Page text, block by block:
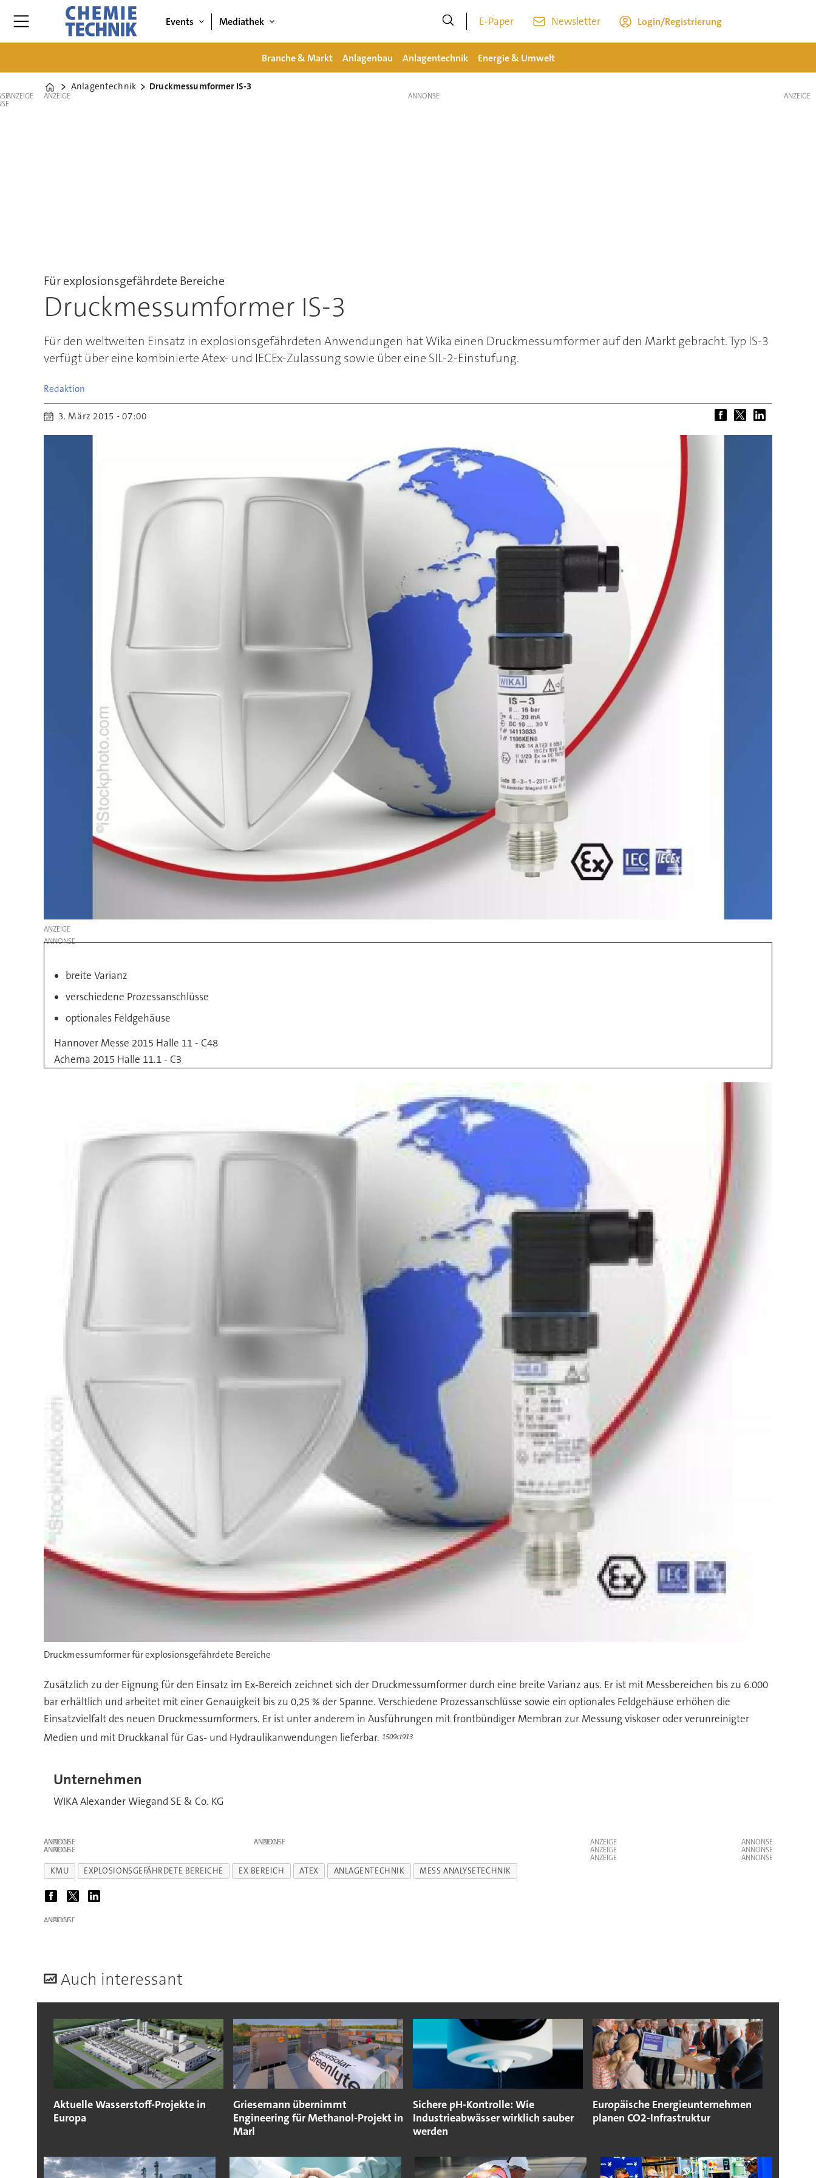
Events Mediathek E-Paper Newsletter Login/Registrierung
Branche & Markt Anlagenbau Anlagentechnik Energie & Umwelt
Home
Anlagentechnik Druckmessumformer IS-3
ANZEIGE ANZEIGE
Für explosionsgefährdete Bereiche
Druckmessumformer IS-3
Für den weltweiten Einsatz in explosionsgefährdeten Anwendungen hat Wika einen Druckmessumformer auf den Markt gebracht. Typ IS-3
verfügt über eine kombinierte Atex- und IECEx-Zulassung sowie über eine SIL-2-Einstufung.
Redaktion
3. März 2015 - 07:00
ANZEIGE
breite Varianz
verschiedene Prozessanschlüsse
optionales Feldgehäuse
Hannover Messe 2015 Halle 11 - C48
Achema 2015 Halle 11.1 - C3
Druckmessumformer für explosionsgefährdete Bereiche
Zusätzlich zu der Eignung für den Einsatz im Ex-Bereich zeichnet sich der Druckmessumformer durch eine breite Varianz aus. Er ist mit Messbereichen bis zu 6.000
bar erhältlich und arbeitet mit einer Genauigkeit bis zu 0,25 % der Spanne. Verschiedene Prozessanschlüsse sowie ein optionales Feldgehäuse erhöhen die
Einsatzvielfalt des neuen Druckmessumformers. Er ist unter anderem in Ausführungen mit frontbündiger Membran zur Messung viskoser oder verunreinigter
Medien und mit Druckkanal für Gas- und Hydraulikanwendungen lieferbar. 1509ct913
Unternehmen
WIKA Alexander Wiegand SE & Co. KG
ANZEIGE ANZEIGE
ANZEIGE
ANZEIGE
ANZEIGE
ANZEIGE
KMU EXPLOSIONSGEFÄHRDETE BEREICHE EX BEREICH ATEX ANLAGENTECHNIK MESS ANALYSETECHNIK
ANZEIGE
Auch interessant
Aktuelle Wasserstoff-Projekte in
Europa
Griesemann übernimmt
Engineering für Methanol-Projekt in
Marl
Sichere pH-Kontrolle: Wie
Industrieabwässer wirklich sauber
werden
Europäische Energieunternehmen
planen CO2-Infrastruktur
ANZEIGE